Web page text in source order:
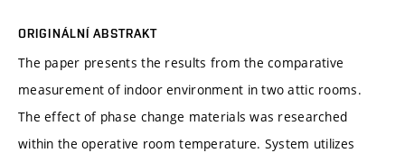
ORIGINÁLNÍ ABSTRAKT
The paper presents the results from the comparative
measurement of indoor environment in two attic rooms.
The effect of phase change materials was researched
within the operative room temperature. System utilizes